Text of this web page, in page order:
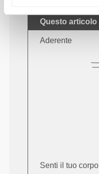
Questo articolo
Aderente
Senti il tuo